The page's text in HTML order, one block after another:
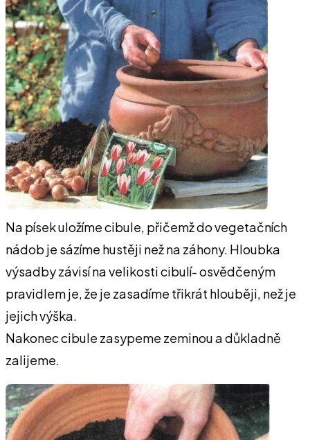
Na písek uložíme cibule, přičemž do vegetačních
nádob je sázíme hustěji než na záhony. Hloubka
výsadby závisí na velikosti cibulí- osvědčeným
pravidlem je, že je zasadíme třikrát hlouběji, než je
jejich výška.
Nakonec cibule zasypeme zeminou a důkladně
zalijeme.